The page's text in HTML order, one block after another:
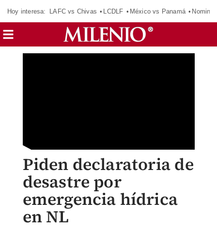
Hoy interesa: LAFC vs Chivas LCDLF México vs Panamá
Piden declaratoria de
desastre por
emergencia hídrica
en NL